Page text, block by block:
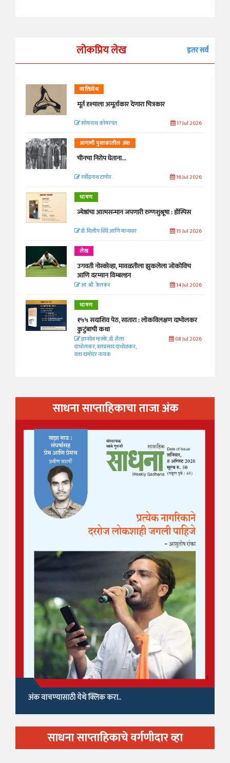
लोकप्रिय लेख इतर सर्व
व्यक्तिवेध
मूर्त दृश्याला अमूर्ताकार देणारा चित्रकार
सोमनाथ कोमरपंत 17 Jul 2026
आगामी पुस्तकातील अंश
चीनचा निरोप घेताना...
रवींद्रनाथ टागोर. 16 Jul 2026
भाषण
ज्येष्ठांचा आत्मसन्मान जपणारी रुग्णशुश्रूषा : हॉस्पिस
डॉ. दिलीप शिंदे आणि मान्यवर 15 Jul 2026
लेख
उगवती नोस्कोव्हा, मावळतीला झुकलेला जोकोविच
आणि दरम्यान विम्बल्डन
आ. श्री. केतकर 14 Jul 2026
भाषण
१५५ सदाशिव पेठ, सातारा : लोकविलक्षण दाभोलकर
कुटुंबाची कथा
ज्ञानदेव म्हस्के, डॉ. शैला
दाभोलकर, दत्तप्रसाद दाभोळकर,
दत्ता दामोदर नायक
08 Jul 2026
साधना साप्ताहिकाचा ताजा अंक
अंक वाचण्यासाठी येथे क्लिक करा..
साधना साप्ताहिकाचे वर्गणीदार व्हा